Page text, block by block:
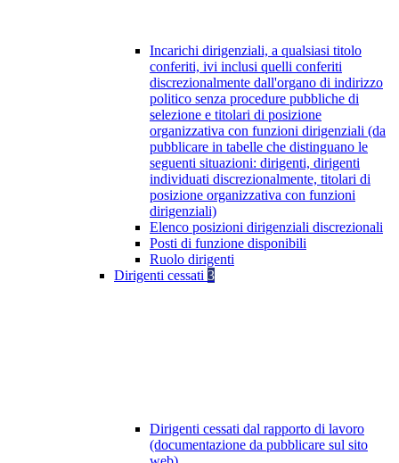
Incarichi dirigenziali, a qualsiasi titolo
conferiti, ivi inclusi quelli conferiti
discrezionalmente dall'organo di indirizzo
politico senza procedure pubbliche di
selezione e titolari di posizione
organizzativa con funzioni dirigenziali (da
pubblicare in tabelle che distinguano le
seguenti situazioni: dirigenti, dirigenti
individuati discrezionalmente, titolari di
posizione organizzativa con funzioni
dirigenziali)
Elenco posizioni dirigenziali discrezionali
Posti di funzione disponibili
Ruolo dirigenti
Dirigenti cessati 3
Dirigenti cessati dal rapporto di lavoro
(documentazione da pubblicare sul sito